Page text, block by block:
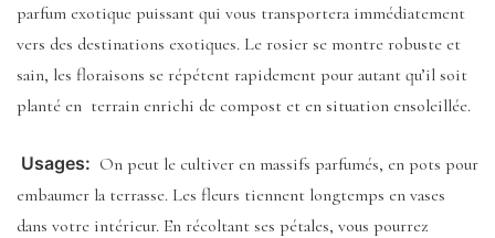
parfum exotique puissant qui vous transportera immédiatement
vers des destinations exotiques. Le rosier se montre robuste et
sain, les floraisons se répétent rapidement pour autant qu’il soit
planté en terrain enrichi de compost et en situation ensoleillée.
Usages: On peut le cultiver en massifs parfumés, en pots pour
embaumer la terrasse. Les fleurs tiennent longtemps en vases
dans votre intérieur. En récoltant ses pétales, vous pourrez